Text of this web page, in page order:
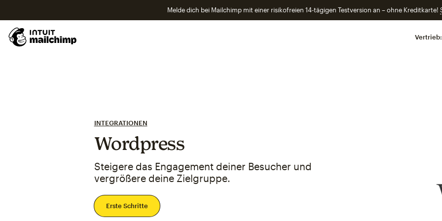
Melde dich bei Mailchimp mit einer risikofreien 14-tägigen Testversion an – ohne Kreditkarte!
Vertrieb:
INTEGRATIONEN
Wordpress
Steigere das Engagement deiner Besucher und
vergrößere deine Zielgruppe.
Erste Schritte